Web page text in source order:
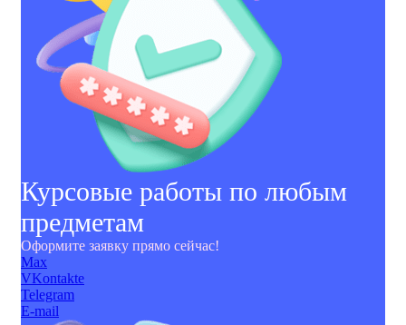
Курсовые работы по любым
предметам
Оформите заявку прямо сейчас!
Max
VKontakte
Telegram
E-mail